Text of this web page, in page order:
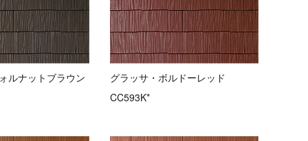
ルナットブラウン
グラッサ・ボルドーレッド
CC593K*